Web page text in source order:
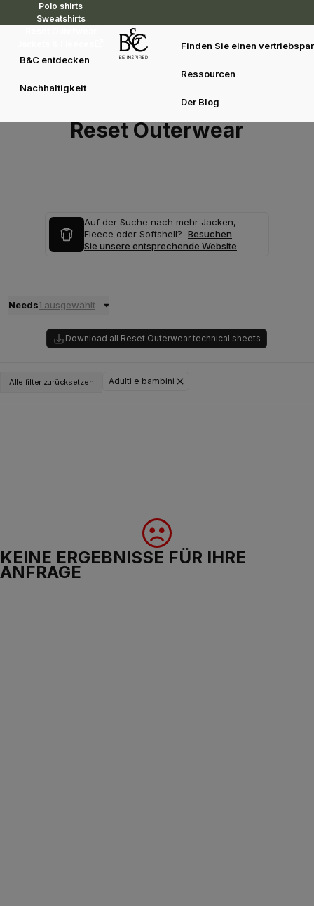
Polo shirts
Sweatshirts
B&C entdecken
Nachhaltigkeit
Finden Sie einen
Ressourcen
Der Blog
Reset Outerwear
Auf der Suche nach mehr Jacken,
Fleece oder Softshell? Besuchen
Sie unsere entsprechende Website
Needs1 ausgewählt
Download all Reset Outerwear technical sheets
Alle filter zurücksetzen Adulti e bambini
KEINE ERGEBNISSE FÜR IHRE
ANFRAGE